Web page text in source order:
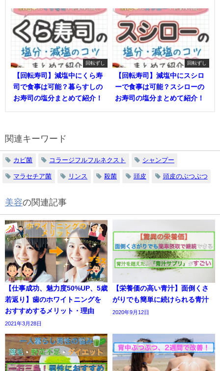
回転ずし
【回転寿司】減塩中にくら寿
司で食事は可能？暮らすしの
お寿司の塩分まとめて紹介！
回転ずし
【回転寿司】減塩中にスシロ
ーで食事は可能？スシローの
お寿司の塩分まとめて紹介！
関連キーワード
カビ菌 コラージフルフルネクスト シャンプー
マラセチア菌 リンス 殺菌 頭皮 頭皮のぶつぶつ
美容の関連記事
【仕事成功、魅力度50%UP、5歳
若返り】歯のホワイトニングを
おすすめするメリット・理由
2021年3月28日
【栄養価の高い青汁】面倒くさ
がりでも簡単に続けられる青汁
2020年9月12日